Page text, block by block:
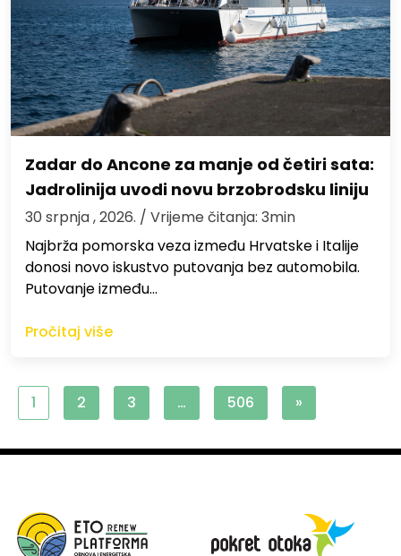
Zadar do Ancone za manje od četiri sata:
Jadrolinija uvodi novu brzobrodsku liniju
30 srpnja , 2026. / Vrijeme čitanja: 3min
Najbrža pomorska veza između Hrvatske i Italije
donosi novo iskustvo putovanja bez automobila.
Putovanje između…
Pročitaj više
1 2 3 … 506 »